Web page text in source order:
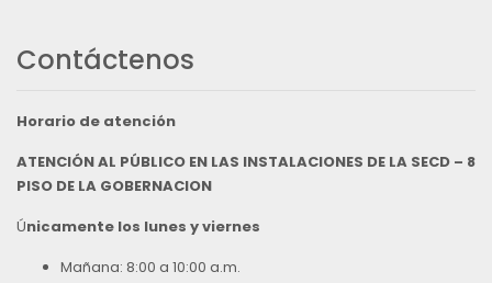
Contáctenos
Horario de atención
ATENCIÓN AL PÚBLICO EN LAS INSTALACIONES DE LA SECD – 8
PISO DE LA GOBERNACION
Únicamente los lunes y viernes
Mañana: 8:00 a 10:00 a.m.